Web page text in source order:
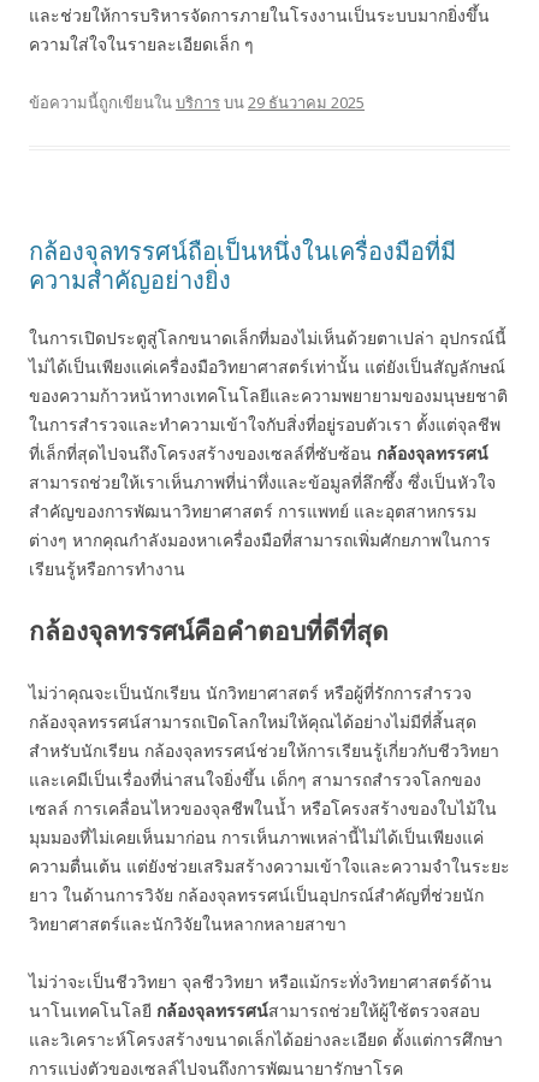
และช่วยให้การบริหารจัดการภายในโรงงานเป็นระบบมากยิ่งขึ้น
ความใส่ใจในรายละเอียดเล็ก ๆ
ข้อความนี้ถูกเขียนในบริการบน29 ธันวาคม 2025
กล้องจุลทรรศน์ถือเป็นหนึ่งในเครื่องมือที่มี
ความสำคัญอย่างยิ่ง
ในการเปิดประตูสู่โลกขนาดเล็กที่มองไม่เห็นด้วยตาเปล่า อุปกรณ์นี้
ไม่ได้เป็นเพียงแค่เครื่องมือวิทยาศาสตร์เท่านั้น แต่ยังเป็นสัญลักษณ์
ของความก้าวหน้าทางเทคโนโลยีและความพยายามของมนุษยชาติ
ในการสำรวจและทำความเข้าใจกับสิ่งที่อยู่รอบตัวเรา ตั้งแต่จุลชีพ
ที่เล็กที่สุดไปจนถึงโครงสร้างของเซลล์ที่ซับซ้อน กล้องจุลทรรศน์
สามารถช่วยให้เราเห็นภาพที่น่าทึ่งและข้อมูลที่ลึกซึ้ง ซึ่งเป็นหัวใจ
สำคัญของการพัฒนาวิทยาศาสตร์ การแพทย์ และอุตสาหกรรม
ต่างๆ หากคุณกำลังมองหาเครื่องมือที่สามารถเพิ่มศักยภาพในการ
เรียนรู้หรือการทำงาน
กล้องจุลทรรศน์คือคำตอบที่ดีที่สุด
ไม่ว่าคุณจะเป็นนักเรียน นักวิทยาศาสตร์ หรือผู้ที่รักการสำรวจ
กล้องจุลทรรศน์สามารถเปิดโลกใหม่ให้คุณได้อย่างไม่มีที่สิ้นสุด
สำหรับนักเรียน กล้องจุลทรรศน์ช่วยให้การเรียนรู้เกี่ยวกับชีววิทยา
และเคมีเป็นเรื่องที่น่าสนใจยิ่งขึ้น เด็กๆ สามารถสำรวจโลกของ
เซลล์ การเคลื่อนไหวของจุลชีพในน้ำ หรือโครงสร้างของใบไม้ใน
มุมมองที่ไม่เคยเห็นมาก่อน การเห็นภาพเหล่านี้ไม่ได้เป็นเพียงแค่
ความตื่นเต้น แต่ยังช่วยเสริมสร้างความเข้าใจและความจำในระยะ
ยาว ในด้านการวิจัย กล้องจุลทรรศน์เป็นอุปกรณ์สำคัญที่ช่วยนัก
วิทยาศาสตร์และนักวิจัยในหลากหลายสาขา
ไม่ว่าจะเป็นชีววิทยา จุลชีววิทยา หรือแม้กระทั่งวิทยาศาสตร์ด้าน
นาโนเทคโนโลยี กล้องจุลทรรศน์สามารถช่วยให้ผู้ใช้ตรวจสอบ
และวิเคราะห์โครงสร้างขนาดเล็กได้อย่างละเอียด ตั้งแต่การศึกษา
การแบ่งตัวของเซลล์ไปจนถึงการพัฒนายารักษาโรค